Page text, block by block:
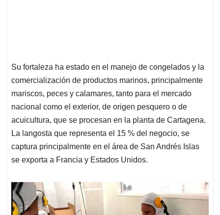
Su fortaleza ha estado en el manejo de congelados y la
comercialización de productos marinos, principalmente
mariscos, peces y calamares, tanto para el mercado
nacional como el exterior, de origen pesquero o de
acuicultura, que se procesan en la planta de Cartagena.
La langosta que representa el 15 % del negocio, se
captura principalmente en el área de San Andrés Islas
se exporta a Francia y Estados Unidos.